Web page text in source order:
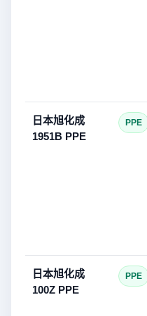
日本旭化成
1951B PPE
PPE
日本旭化成
100Z PPE
PPE